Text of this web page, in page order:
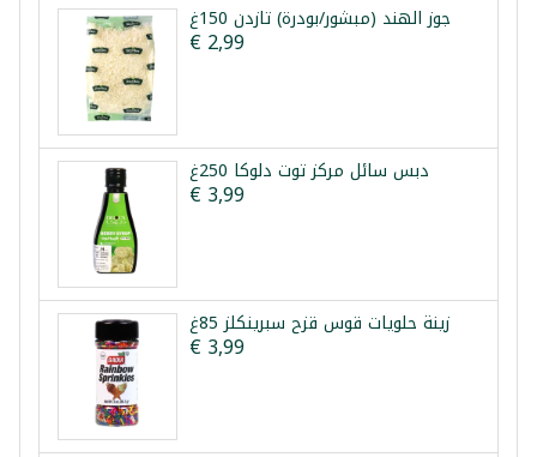
جوز الهند (مبشور/بودرة) تازدن 150غ
€ 2,99
دبس سائل مركز توت دلوكا 250غ
€ 3,99
زينة حلويات قوس قزح سبرينكلز 85غ
€ 3,99